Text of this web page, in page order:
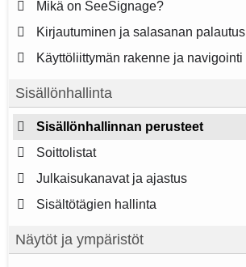
Mikä on SeeSignage?
Kirjautuminen ja salasanan palautus
Käyttöliittymän rakenne ja navigointi
Sisällönhallinta
Sisällönhallinnan perusteet
Soittolistat
Julkaisukanavat ja ajastus
Sisältötägien hallinta
Näytöt ja ympäristöt